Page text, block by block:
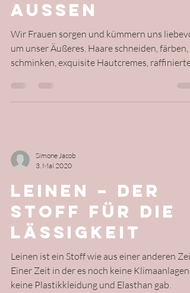
Rausch! Wie im
Innen so im
Aussen
um unser Äußeres. Haare schneiden, färben,
Simone Jacob
3. Mai 2020
LEINEN – DER
STOFF FÜR DIE
LÄSSIGKEIT